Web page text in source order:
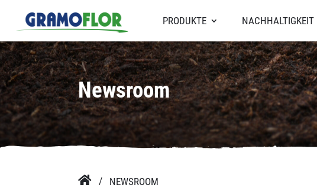
PRODUKTE NACHHALTIGKEIT
Newsroom
 NEWSROOM